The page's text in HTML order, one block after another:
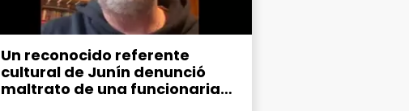
Un reconocido referente
cultural de Junín denunció
maltrato de una funcionaria